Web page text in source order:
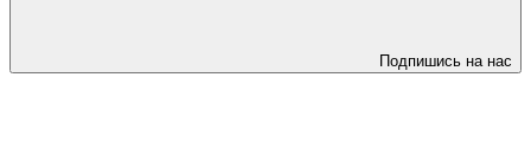
Подпишись на нас